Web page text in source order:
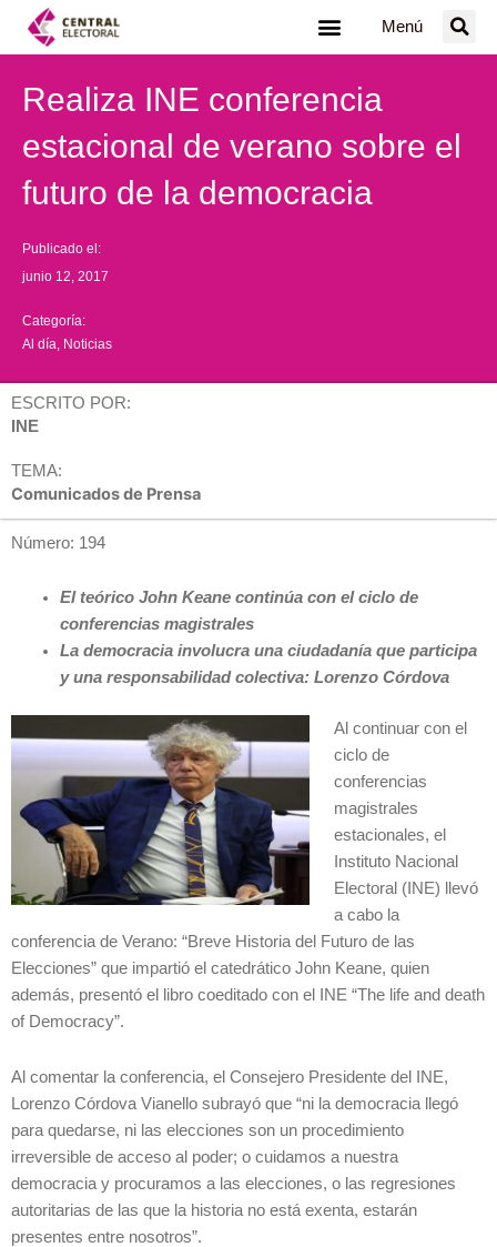
Menú
Realiza INE conferencia
estacional de verano sobre el
futuro de la democracia
Publicado el:
junio 12, 2017
Categoría:
Al día Noticias
ESCRITO POR:
INE
TEMA:
Comunicados de Prensa
Número: 194
El teórico John Keane continúa con el ciclo de
conferencias magistrales
La democracia involucra una ciudadanía que participa
y una responsabilidad colectiva: Lorenzo Córdova
Al continuar con el
ciclo de
conferencias
magistrales
estacionales, el
Instituto Nacional
Electoral (INE) llevó
a cabo la
conferencia de Verano: “Breve Historia del Futuro de las
Elecciones” que impartió el catedrático John Keane, quien
además, presentó el libro coeditado con el INE “The life and death
of Democracy”.
Al comentar la conferencia, el Consejero Presidente del INE,
Lorenzo Córdova Vianello subrayó que “ni la democracia llegó
para quedarse, ni las elecciones son un procedimiento
irreversible de acceso al poder; o cuidamos a nuestra
democracia y procuramos a las elecciones, o las regresiones
autoritarias de las que la historia no está exenta, estarán
presentes entre nosotros”.